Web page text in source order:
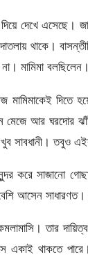
দেখে এসেছে।
থাকে।
মামিমা বলছিলেন।
মামিমাকেই দিতে
মেজে আর ঘরদোর
সাবধানী। তবুও
করে সাজানো
আসেন সাধারণত।
তার
একাই থাকতে